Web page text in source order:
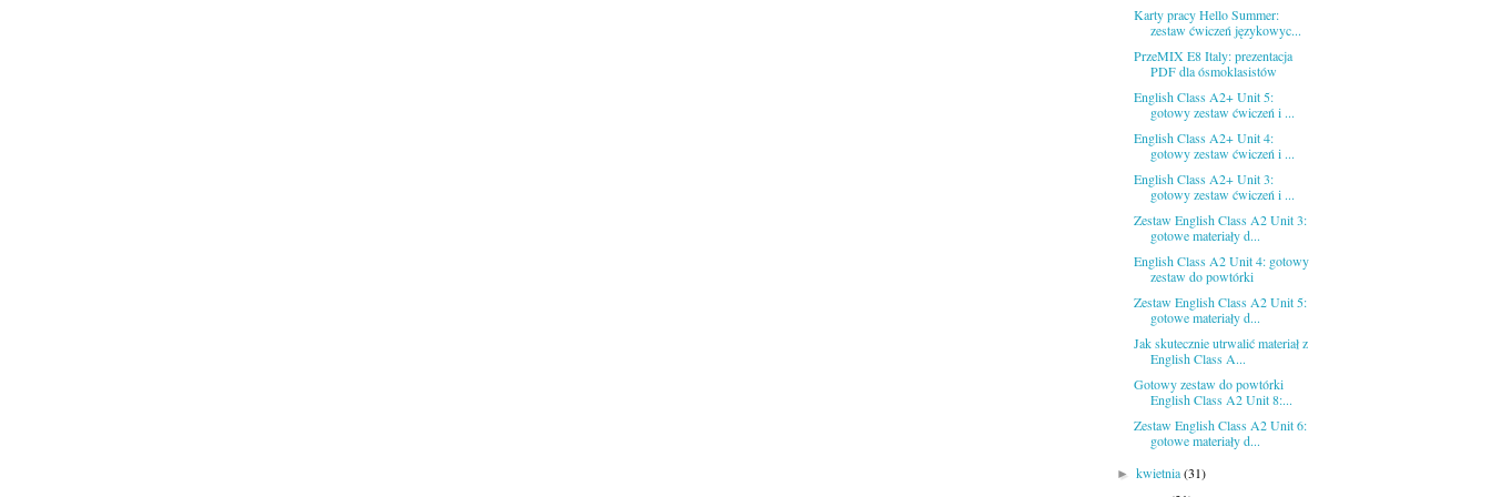
Karty pracy Hello Summer:
zestaw ćwiczeń językowyc...
PrzeMIX E8 Italy: prezentacja
PDF dla ósmoklasistów
English Class A2+ Unit 5:
gotowy zestaw ćwiczeń i ...
English Class A2+ Unit 4:
gotowy zestaw ćwiczeń i ...
English Class A2+ Unit 3:
gotowy zestaw ćwiczeń i ...
Zestaw English Class A2 Unit 3:
gotowe materiały d...
English Class A2 Unit 4: gotowy
zestaw do powtórki
Zestaw English Class A2 Unit 5:
gotowe materiały d...
Jak skutecznie utrwalić materiał z
English Class A...
Gotowy zestaw do powtórki
English Class A2 Unit 8:...
Zestaw English Class A2 Unit 6:
gotowe materiały d...
►kwietnia(31)